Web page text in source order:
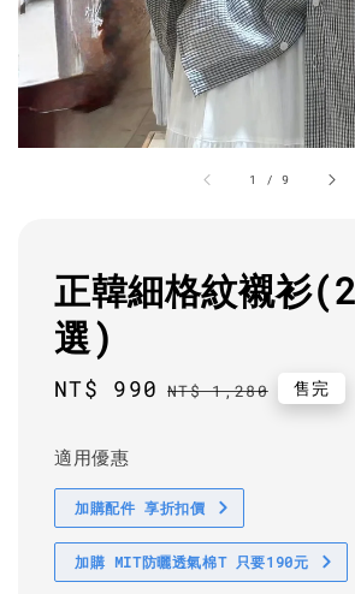
1 /9
正韓細格紋襯衫
選)
Sale
NT$ 990 Regular
NT$ 1,280 售完
適用優惠
加購配件 享折扣價
加購 MIT防曬透氣棉T 只要190元